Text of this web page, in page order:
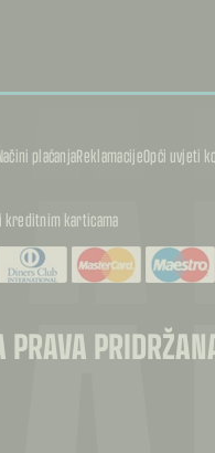
plaćanjaReklamacijeOpći uvjeti
kreditnim karticama